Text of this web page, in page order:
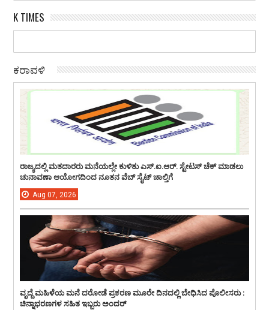
K TIMES
ಕರಾವಳಿ
ರಾಜ್ಯದಲ್ಲಿ ಮತದಾರರು ಮನೆಯಲ್ಲೇ ಕುಳಿತು ಎಸ್.ಐ.ಆರ್. ಸ್ಟೇಟಸ್ ಚೆಕ್ ಮಾಡಲು
ಚುನಾವಣಾ ಆಯೋಗದಿಂದ ನೂತನ ವೆಬ್ ಸೈಟ್ ಚಾಲ್ತಿಗೆ
Aug 07, 2026
ವೃದ್ದೆ ಮಹಿಳೆಯ ಮನೆ ದರೋಡೆ ಪ್ರಕರಣ ಮೂರೇ ದಿನದಲ್ಲಿ ಬೇಧಿಸಿದ ಪೊಲೀಸರು :
ಚಿನ್ನಾಭರಣಗಳ ಸಹಿತ ಇಬ್ಬರು ಅಂದರ್